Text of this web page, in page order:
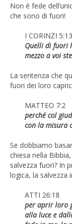
Non è fede
che sono di fuori!
I CORINZI 5:13
Quelli di fuori
mezzo a voi
La sentenza che
fuori dei loro
MATTEO 7:2
perché col
con la misura
Se dobbiamo
chiesa nella
salvezza fuori? In
logica, la salvezza
ATTI 26:18
per aprir loro
alla luce e